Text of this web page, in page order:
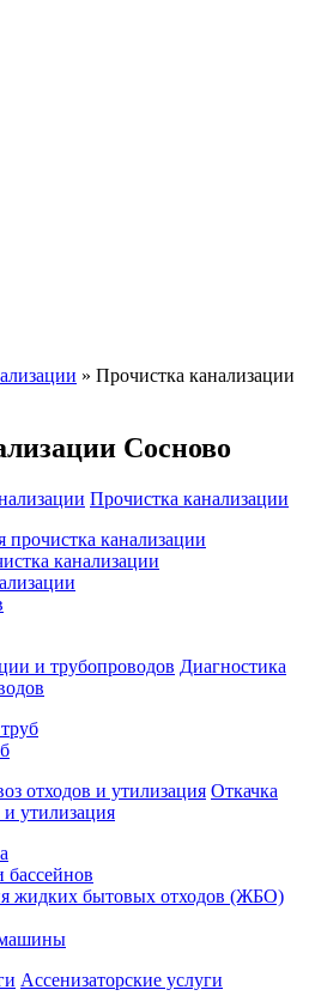
» Прочистка канализации
Сосново
Прочистка канализации
прочистка канализации
канализации
Диагностика
Откачка
утилизация
бассейнов
жидких бытовых отходов (ЖБО)
машины
Ассенизаторские услуги